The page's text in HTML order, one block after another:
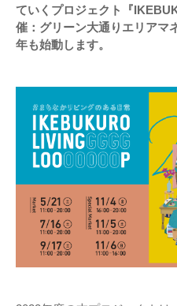
ていくプロジェクト『
催：グリーン大通りエリア
年も始動します。